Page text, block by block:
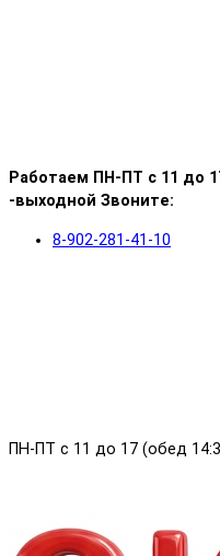
Работаем ПН-ПТ с 11 до
-выходной Звоните:
8-902-281-41-10
ПН-ПТ с 11 до 17 (обед